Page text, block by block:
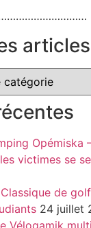
Opémiska
victimes se
de
24 juillet
Vélogamik